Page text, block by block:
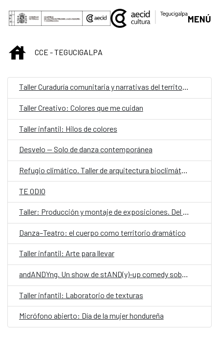
Saltar al contenido principal
MENÚ
INICIOCCE - TEGUCIGALPA
Taller Curaduría comunitaria y narrativas del territorio
Taller Creativo: Colores que me cuidan
Taller infantil: Hilos de colores
Desvelo — Solo de danza contemporánea
Refugio climático. Taller de arquitectura bioclimática y proyecto aplicado
TE ODIO
Taller: Producción y montaje de exposiciones. Del concepto a la realidad
Danza–Teatro: el cuerpo como territorio dramático
Taller infantil: Arte para llevar
andANDYng. Un show de stAND(y)-up comedy sobre vivir, morir y llegar a los treinta.
Taller infantil: Laboratorio de texturas
Micrófono abierto: Día de la mujer hondureña